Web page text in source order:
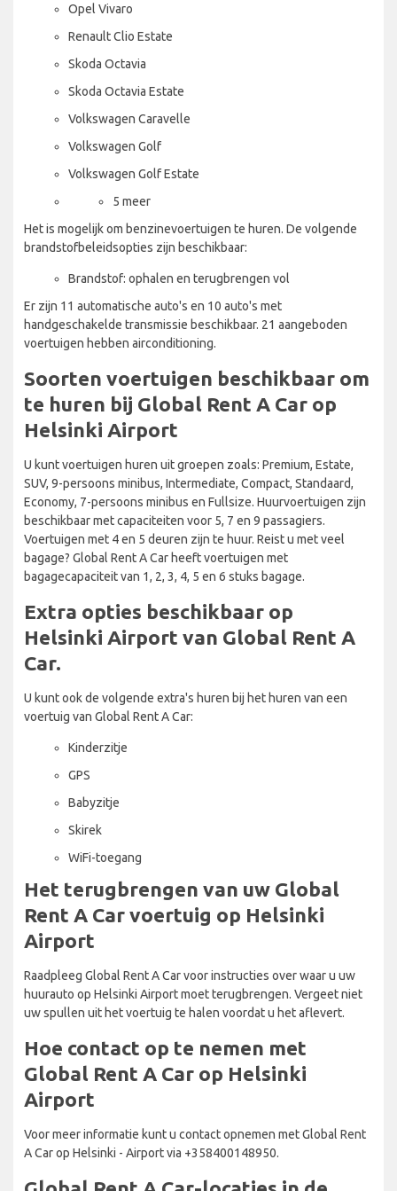
Opel Vivaro
Renault Clio Estate
Skoda Octavia
Skoda Octavia Estate
Volkswagen Caravelle
Volkswagen Golf
Volkswagen Golf Estate
5 meer
Het is mogelijk om benzinevoertuigen te huren. De volgende
brandstofbeleidsopties zijn beschikbaar:
Brandstof: ophalen en terugbrengen vol
Er zijn 11 automatische auto's en 10 auto's met
handgeschakelde transmissie beschikbaar. 21 aangeboden
voertuigen hebben airconditioning.
Soorten voertuigen beschikbaar om
te huren bij Global Rent A Car op
Helsinki Airport
U kunt voertuigen huren uit groepen zoals: Premium, Estate,
SUV, 9-persoons minibus, Intermediate, Compact, Standaard,
Economy, 7-persoons minibus en Fullsize. Huurvoertuigen zijn
beschikbaar met capaciteiten voor 5, 7 en 9 passagiers.
Voertuigen met 4 en 5 deuren zijn te huur. Reist u met veel
bagage? Global Rent A Car heeft voertuigen met
bagagecapaciteit van 1, 2, 3, 4, 5 en 6 stuks bagage.
Extra opties beschikbaar op
Helsinki Airport van Global Rent A
Car.
U kunt ook de volgende extra's huren bij het huren van een
voertuig van Global Rent A Car:
Kinderzitje
GPS
Babyzitje
Skirek
WiFi-toegang
Het terugbrengen van uw Global
Rent A Car voertuig op Helsinki
Airport
Raadpleeg Global Rent A Car voor instructies over waar u uw
huurauto op Helsinki Airport moet terugbrengen. Vergeet niet
uw spullen uit het voertuig te halen voordat u het aflevert.
Hoe contact op te nemen met
Global Rent A Car op Helsinki
Airport
Voor meer informatie kunt u contact opnemen met Global Rent
A Car op Helsinki - Airport via +358400148950.